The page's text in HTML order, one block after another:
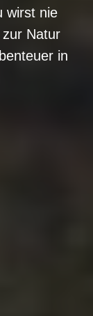
wirst nie
Natur
in